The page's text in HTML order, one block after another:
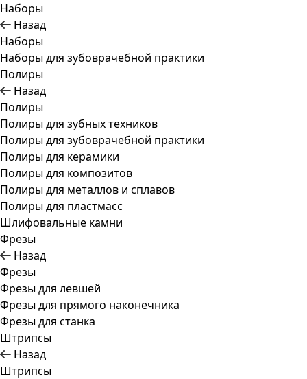
Наборы
Назад
Наборы
Наборы для зубоврачебной практики
Полиры
Назад
Полиры
Полиры для зубных техников
Полиры для зубоврачебной практики
Полиры для керамики
Полиры для композитов
Полиры для металлов и сплавов
Полиры для пластмасс
Шлифовальные камни
Фрезы
Назад
Фрезы
Фрезы для левшей
Фрезы для прямого наконечника
Фрезы для станка
Штрипсы
Назад
Штрипсы